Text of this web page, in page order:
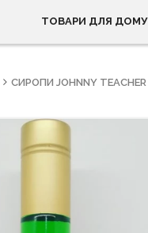
ТОВАРИ ДЛЯ ДОМУ
СИРОПИ JOHNNY